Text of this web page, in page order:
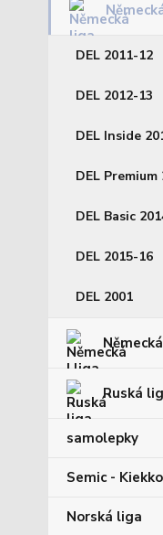
DEL 2011-12
DEL 2012-13
DEL Inside
DEL Premium
DEL Basic
DEL 2015-16
DEL 2001
Ruská
samolepky
Semic -
Norská liga